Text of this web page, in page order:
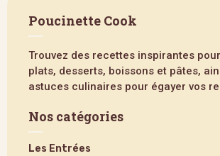
Poucinette Cook
Trouvez des recettes inspirantes
plats, desserts, boissons et pâtes,
astuces culinaires pour égayer vos
Nos catégories
Les Entrées